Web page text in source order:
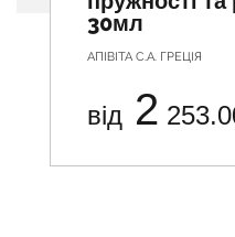
30мл
АПІВІТА С.А. ГРЕЦІЯ
від 2